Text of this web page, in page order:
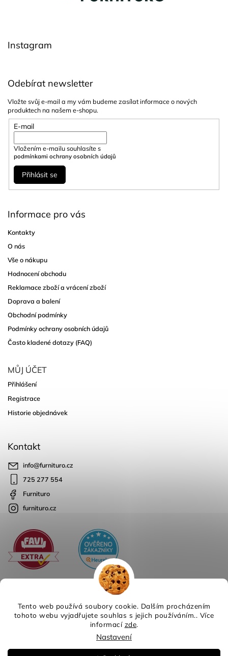
Tento web používá soubory cookie. Dalším procházením
tohoto webu vyjadřujete souhlas s jejich používáním.. Více
informací zde.
Nastavení
Instagram
Odebírat newsletter
Vložte svůj e-mail a my vám budeme zasílat informace o nových
produktech na našem e-shopu.
E-mail
Vložením e-mailu souhlasíte s
podmínkami ochrany osobních údajů
Přihlásit se
Informace pro vás
Kontakty
O nás
Vše o nákupu
Hodnocení obchodu
Reklamace zboží a vrácení zboží
Doprava a balení
Obchodní podmínky
Podmínky ochrany osobních údajů
Často kladené dotazy (FAQ)
MŮJ ÚČET
Přihlášení
Registrace
Historie objednávek
Kontakt
info@furnituro.cz
725 277 554
Furnituro
furnituro.cz
. Všechna práva vyhrazena.